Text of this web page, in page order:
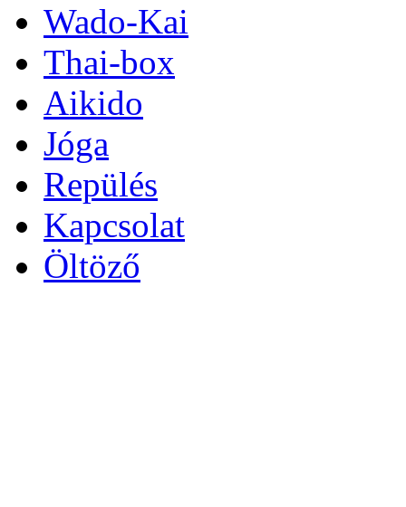
Wado-Kai
Thai-box
Aikido
Jóga
Repülés
Kapcsolat
Öltöző